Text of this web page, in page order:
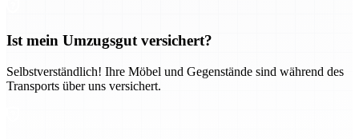
Ist mein Umzugsgut versichert?
Selbstverständlich! Ihre Möbel und Gegenstände sind während des
Transports über uns versichert.